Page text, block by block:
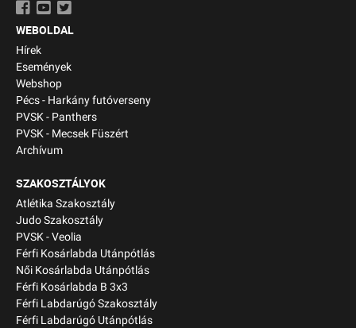
WEBOLDAL
Hírek
Események
Webshop
Pécs - Harkány futóverseny
PVSK - Panthers
PVSK - Mecsek Füszért
Archívum
SZAKOSZTÁLYOK
Atlétika Szakosztály
Judo Szakosztály
PVSK - Veolia
Férfi Kosárlabda Utánpótlás
Női Kosárlabda Utánpótlás
Férfi Kosárlabda B 3x3
Férfi Labdarúgó Szakosztály
Férfi Labdarúgó Utánpótlás